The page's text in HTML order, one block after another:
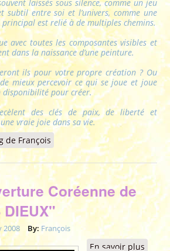
laissés sous silence, comme un jeu
subtil entre soi et l’univers, comme une
est relié à de multiples chemins.
avec toutes les composantes visibles et
dans la naissance d’une peinture.
ils pour votre propre création ? Ou
mieux percevoir ce qui se joue et joue
disponibilité pour créer.
des clés de paix, de liberté et
vraie joie dans sa vie.
de 2008 - L'ART DE LA CONSCIENCE
de François
Coréenne de
2008 By: François
En savoir plus à